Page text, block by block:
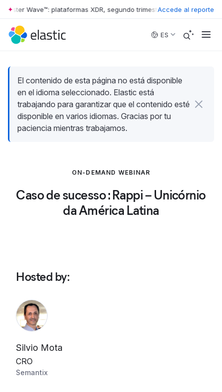
Skip to main content
Wave™: plataformas XDR, segundo trimestre de 2026 • The
Accede al reporte
ES
El contenido de esta página no está disponible
en el idioma seleccionado. Elastic está
trabajando para garantizar que el contenido esté
disponible en varios idiomas. Gracias por tu
paciencia mientras trabajamos.
ON-DEMAND WEBINAR
Caso de sucesso : Rappi – Unicórnio
da América Latina
Hosted by:
Silvio Mota
CRO
Semantix